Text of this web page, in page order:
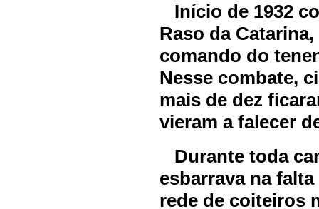
Início de 1932
Raso da
comando do
Nesse combate,
mais de dez
vieram a falecer
Durante toda
esbarrava na
rede de coiteiros